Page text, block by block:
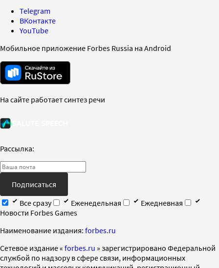
Telegram
ВКонтакте
YouTube
Мобильное приложение Forbes Russia на Android
На сайте работает синтез речи
Рассылка:
Подписаться
Все сразу
Еженедельная
Ежедневная
Новости Forbes Games
Наименование издания: forbes.ru
Cетевое издание « forbes.ru » зарегистрировано Федеральной
службой по надзору в сфере связи, информационных